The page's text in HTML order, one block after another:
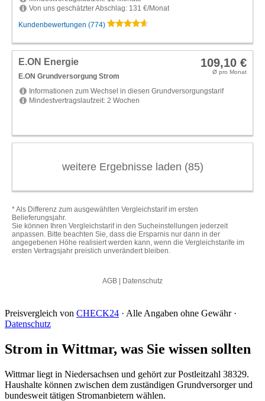
Preisvergleich von CHECK24 · Alle Angaben ohne Gewähr ·
Datenschutz
Strom in Wittmar, was Sie wissen sollten
Wittmar liegt in Niedersachsen und gehört zur Postleitzahl 38329.
Haushalte können zwischen dem zuständigen Grundversorger und
bundesweit tätigen Stromanbietern wählen.